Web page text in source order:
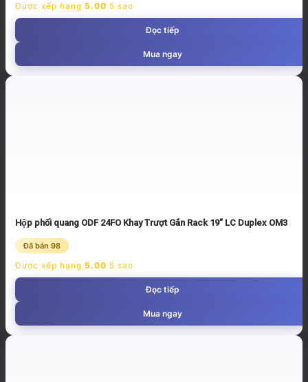
Được xếp hạng 5.00 5 sao
Đọc tiếp
Mua ngay
Hộp phối quang ODF 24FO Khay Trượt Gắn Rack 19” LC Duplex OM3
Đã bán 98
Được xếp hạng 5.00 5 sao
Đọc tiếp
Mua ngay